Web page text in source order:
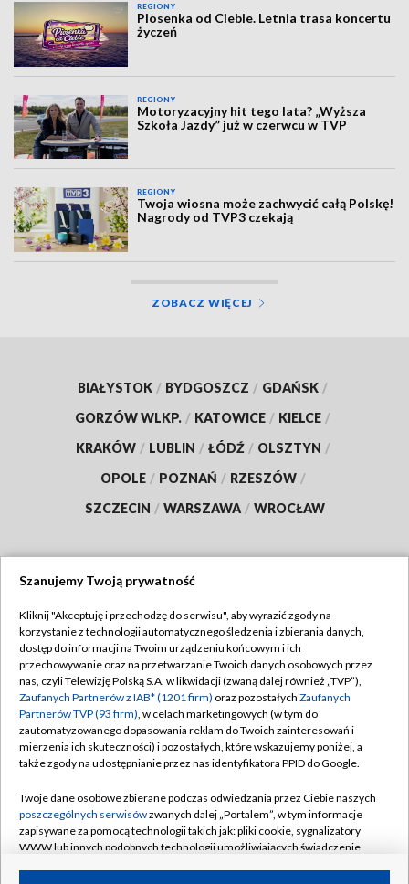
REGIONY
Piosenka od Ciebie. Letnia trasa koncertu
życzeń
REGIONY
Motoryzacyjny hit tego lata? „Wyższa
Szkoła Jazdy” już w czerwcu w TVP
REGIONY
Twoja wiosna może zachwycić całą Polskę!
Nagrody od TVP3 czekają
ZOBACZ WIĘCEJ
BIAŁYSTOK / BYDGOSZCZ / GDAŃSK /
GORZÓW WLKP. / KATOWICE / KIELCE /
KRAKÓW / LUBLIN / ŁÓDŹ / OLSZTYN /
OPOLE / POZNAŃ / RZESZÓW /
SZCZECIN / WARSZAWA / WROCŁAW
TVP
Abonament TVP
Emisja w TVP
Centrum informacji TVP
Naziemna Telewizja Cyfrowa
Rada Programowa
System NOS
Informacje o nadawcy
Regulamin TVP
Polityka prywatności
Moje zgody
Pomoc
Kontakt
Kanały
Szanujemy Twoją prywatność
Kliknij "Akceptuję i przechodzę do serwisu", aby wyrazić zgody na
korzystanie z technologii automatycznego śledzenia i zbierania danych,
dostęp do informacji na Twoim urządzeniu końcowym i ich
przechowywanie oraz na przetwarzanie Twoich danych osobowych przez
nas, czyli Telewizję Polską S.A. w likwidacji (zwaną dalej również „TVP”),
Zaufanych Partnerów z IAB* (1201 firm) oraz pozostałych Zaufanych
Partnerów TVP (93 firm), w celach marketingowych (w tym do
zautomatyzowanego dopasowania reklam do Twoich zainteresowań i
mierzenia ich skuteczności) i pozostałych, które wskazujemy poniżej, a
także zgody na udostępnianie przez nas identyfikatora PPID do Google.
Twoje dane osobowe zbierane podczas odwiedzania przez Ciebie naszych
poszczególnych serwisówzwanych dalej „Portalem”, w tym informacje
zapisywane za pomocą technologii takich jak: pliki cookie, sygnalizatory
WWW lub innych podobnych technologii umożliwiających świadczenie